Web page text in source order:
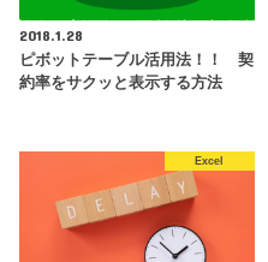
2018.1.28
ピボットテーブル活用法！！ 契
約率をサクッと表示する方法
Excel